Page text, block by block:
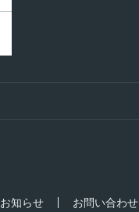
お知らせ お問い合わせ